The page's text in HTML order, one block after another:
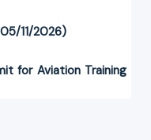
11/2026)
for Aviation Training